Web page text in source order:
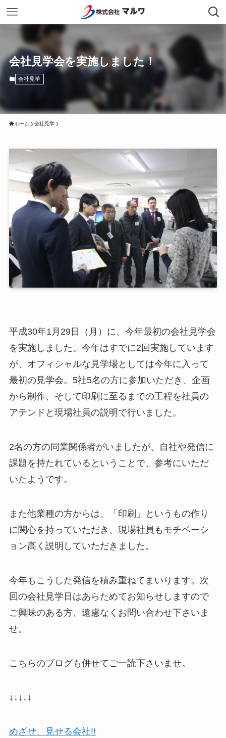
会社見学会を実施しました！
会社見学
ホーム 会社見学
平成30年1月29日（月）に、今年最初の会社見学会
を実施しました。今年はすでに2回実施しています
が、オフィシャルな見学場としては今年に入って
最初の見学会。5社5名の方に参加いただき、企画
から制作、そして印刷に至るまでの工程を社員の
アテンドと現場社員の説明で行いました。
2名の方の同業関係者がいましたが、自社や発信に
課題を持たれているということで、参考にいただ
いたようです。
また他業種の方からは、「印刷」というもの作り
に関心を持っていただき、現場社員もモチベーシ
ョン高く説明していただきました。
今年もこうした発信を積み重ねてまいります。次
回の会社見学日はあらためてお知らせしますので
ご興味のある方、遠慮なくお問い合わせ下さいま
せ。
こちらのブログも併せてご一読下さいませ。
↓↓↓↓↓
めざせ、見せる会社!!